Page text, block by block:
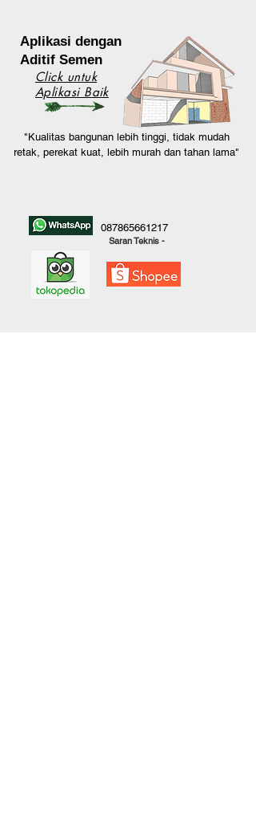
Aplikasi dengan
Aditif Semen
Click untuk
Aplikasi Baik
"Kualitas bangunan lebih tinggi, tidak mudah
retak, perekat kuat, lebih murah dan tahan lama"
087865661217
Saran Teknis -